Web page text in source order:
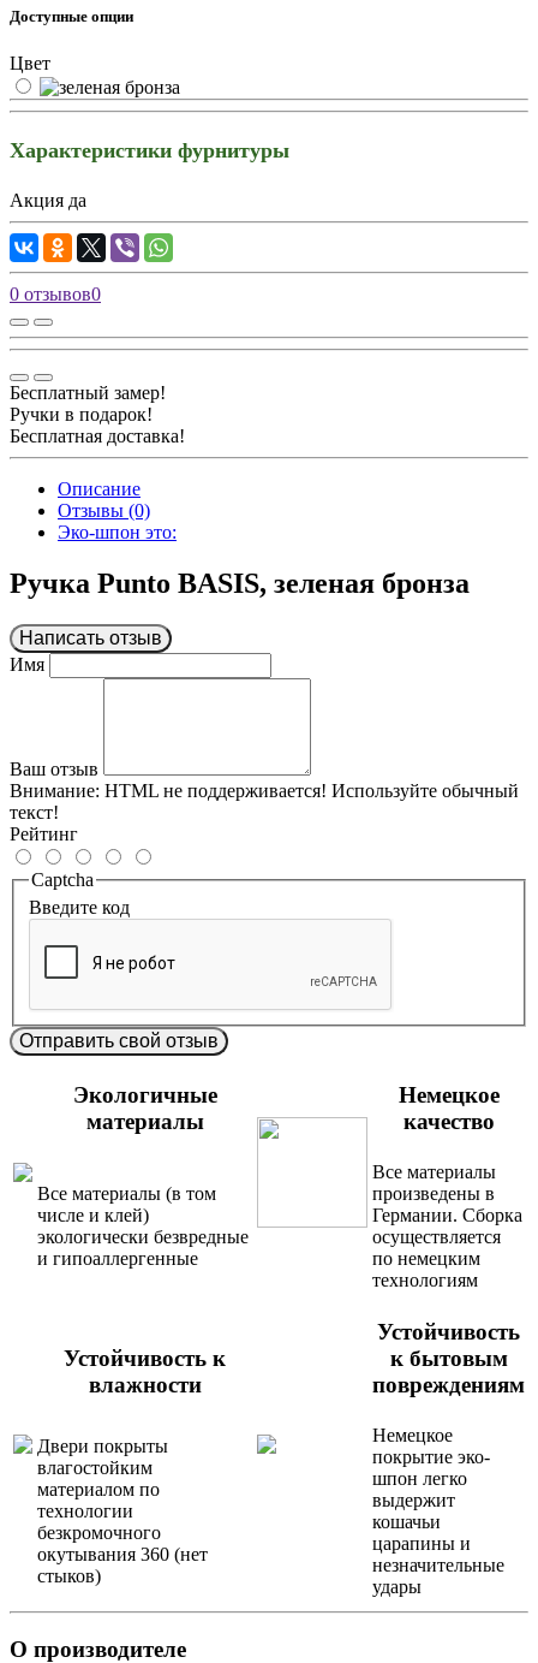
Доступные опции
Цвет
Характеристики фурнитуры
Акция да
0 отзывов0
Бесплатный замер!
Ручки в подарок!
Бесплатная доставка!
Описание
Отзывы (0)
Эко-шпон это:
Ручка Punto BASIS, зеленая бронза
Написать отзыв
Имя
Ваш отзыв
Внимание: HTML не поддерживается! Используйте обычный
текст!
Рейтинг
Captcha
Введите код
Отправить свой отзыв
Экологичные
материалы
Немецкое
качество
Все материалы (в том
числе и клей)
экологически безвредные
и гипоаллергенные
Все материалы
произведены в
Германии. Сборка
осуществляется
по немецким
технологиям
Устойчивость к
влажности
Устойчивость
к бытовым
повреждениям
Двери покрыты
влагостойким
материалом по
технологии
безкромочного
окутывания 360 (нет
стыков)
Немецкое
покрытие эко-
шпон легко
выдержит
кошачьи
царапины и
незначительные
удары
О производителе